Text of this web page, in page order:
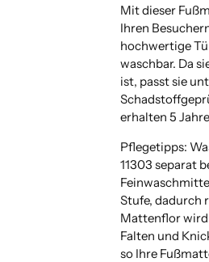
Mit dieser
Ihren
hochwertige
waschbar. Da
ist, passt sie
erhalten 5
Pflegetipps:
11303 separat
Stufe, dadurch
Mattenflor
Falten und
so Ihre